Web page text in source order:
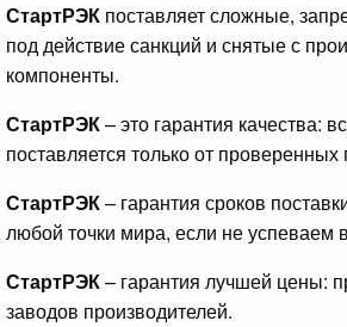
СтартРЭК поставляет сложные,
под действие санкций и снятые с
компоненты.
СтартРЭК– это гарантия качества:
поставляется только от
СтартРЭК– гарантия сроков
любой точки мира, если не успеваем
СтартРЭК– гарантия лучшей цены:
заводов производителей.